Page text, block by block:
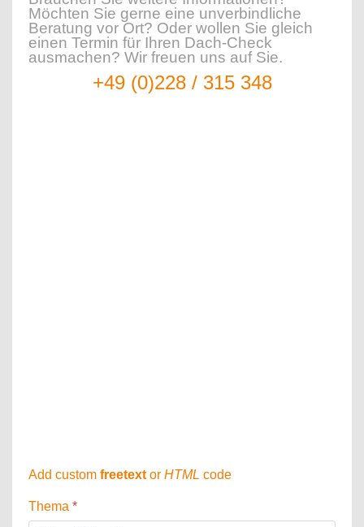
Möchten Sie gerne eine unverbindliche
Beratung vor Ort? Oder wollen Sie gleich
einen Termin für Ihren Dach-Check
ausmachen? Wir freuen uns auf Sie.
+49 (0)228 / 315 348
Add custom freetext or HTML code
Thema *